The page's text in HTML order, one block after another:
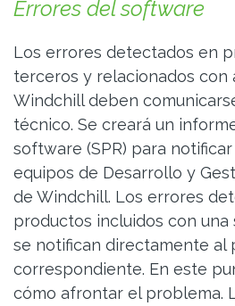
Errores del software
Los errores detectados en
terceros y relacionados con
Windchill deben
técnico. Se creará un
software (SPR) para
equipos de Desarrollo y
de Windchill. Los errores
productos incluidos con
se notifican directamente al
correspondiente. En este
cómo afrontar el problema.